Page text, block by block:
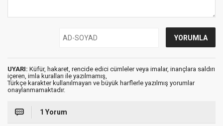
UYARI: Küfür, hakaret, rencide edici cümleler veya imalar, inançlara saldırı
içeren, imla kuralları ile yazılmamış,
Türkçe karakter kullanılmayan ve büyük harflerle yazılmış yorumlar
onaylanmamaktadır.
1 Yorum